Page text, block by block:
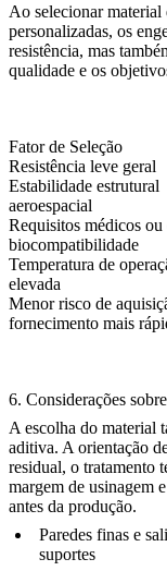
Ao selecionar material
personalizadas, os
resistência, mas
qualidade e os
Fator de Seleção
Resistência leve geral
Estabilidade estrutural
aeroespacial
Requisitos médicos ou
biocompatibilidade
Temperatura de
elevada
Menor risco de
fornecimento mais
6. Considerações
A escolha do material
aditiva. A orientação
residual, o tratamento
margem de usinagem
antes da produção.
Paredes finas e
suportes